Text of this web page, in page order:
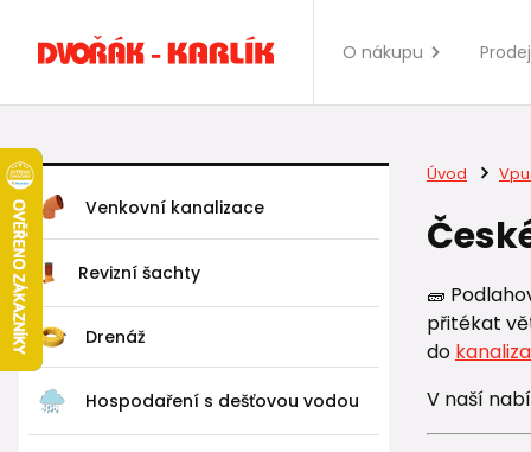
O nákupu
Venkovní kanalizace
Revizní šachty
Drenáž
Hospodaření s dešťovou vodou
Úvod
🧱
přitékat
do
V naší